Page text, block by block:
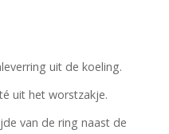
uit de koeling.
uit het worstzakje.
van de ring naast de